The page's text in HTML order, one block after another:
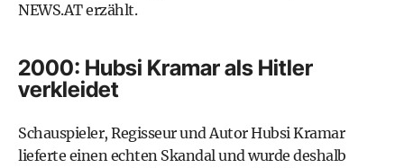
NEWS.AT erzählt.
2000: Hubsi Kramar als Hitler
verkleidet
Schauspieler, Regisseur und Autor Hubsi Kramar
lieferte einen echten Skandal und wurde deshalb